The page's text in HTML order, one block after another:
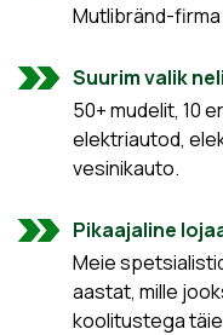
Mutlibränd-
Suurim valik
50+ mudelit, 10
elektriautod,
vesinikauto.
Pikaajaline
Meie
aastat, mille
koolitustega